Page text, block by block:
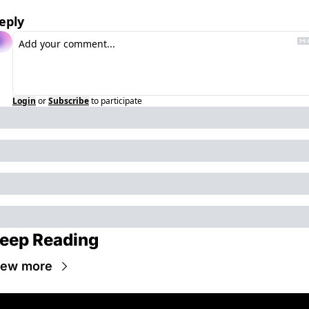
Login orSubscribeto participate
Reading
more